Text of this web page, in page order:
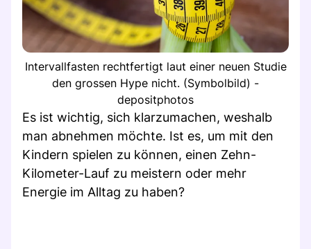
Intervallfasten rechtfertigt laut einer neuen Studie
den grossen Hype nicht. (Symbolbild) -
depositphotos
Es ist wichtig, sich klarzumachen, weshalb
man abnehmen möchte. Ist es, um mit den
Kindern spielen zu können, einen Zehn-
Kilometer-Lauf zu meistern oder mehr
Energie im Alltag zu haben?